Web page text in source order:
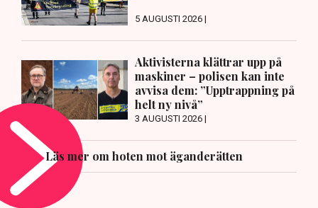
5 AUGUSTI 2026 |
Aktivisterna klättrar upp på
maskiner – polisen kan inte
avvisa dem: ”Upptrappning på
helt ny nivå”
3 AUGUSTI 2026 |
Läs mer om hoten mot äganderätten